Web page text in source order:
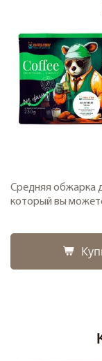
Средняя обжарка
который вы